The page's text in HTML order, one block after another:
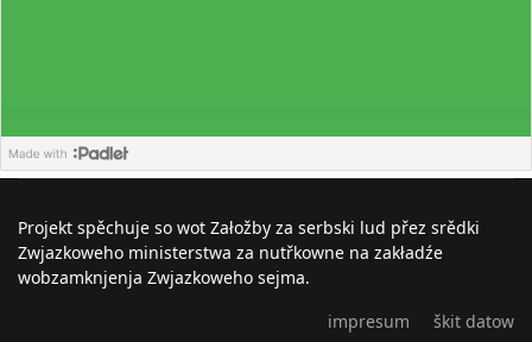
Projekt spěchuje so wot Załožby za serbski lud přez srědki
Zwjazkoweho ministerstwa za nutřkowne na zakładźe
wobzamknjenja Zwjazkoweho sejma.
impresum
škit datow